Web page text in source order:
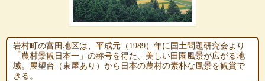
岩村町の富田地区は、平成元（1989）年に国土問題研究会より
「農村景観日本一」の称号を得た、美しい田園風景が広がる地
域。展望台（東屋あり）から日本の農村の素朴な風景を観賞で
きる。